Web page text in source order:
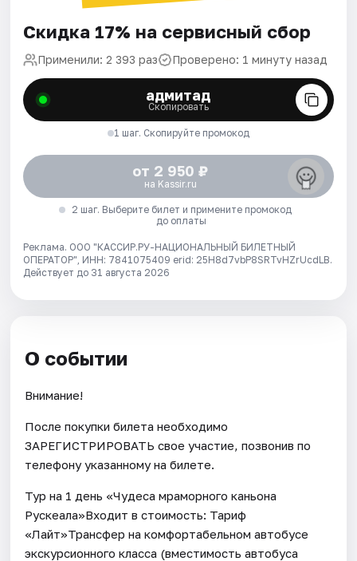
Скидка 17% на сервисный сбор
Применили: 2 393 раз Проверено: 1 минуту назад
адмитад
Скопировать
1 шаг. Скопируйте промокод
от 2 950 ₽
на Kassir.ru
2 шаг. Выберите билет и примените промокод
до оплаты
Реклама. ООО "КАССИР.РУ-НАЦИОНАЛЬНЫЙ БИЛЕТНЫЙ
ОПЕРАТОР", ИНН: 7841075409 erid: 25H8d7vbP8SRTvHZrUcdLB.
Действует до 31 августа 2026
О событии
Внимание!
После покупки билета необходимо
ЗАРЕГИСТРИРОВАТЬ свое участие, позвонив по
телефону указанному на билете.
Тур на 1 день «Чудеса мраморного каньона
Рускеала»Входит в стоимость: Тариф
«Лайт»Трансфер на комфортабельном автобусе
экскурсионного класса (вместимость автобуса